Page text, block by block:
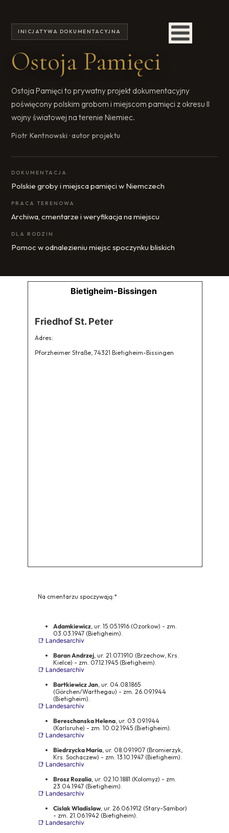
INICJATYWA DOKUMENTACYJNA
Ostoja Pamięci
Ostoja Pamięci to prywatny projekt dokumentacyjny
poświęcony polskim grobom i miejscom pamięci z okresu II
wojny światowej na terenie Niemiec.
Piotr Kentnowski · autor projektu
DOKUMENTACJA
Polskie groby i miejsca pamięci w Niemczech
PRACA TERENOWA
Archiwa, cmentarze i weryfikacja na miejscu
DLA RODZIN
Pomoc w odnalezieniu miejsc spoczynku bliskich
Adres:
Pforzheimer Straße, 74321 Bietigheim-Bissingen
Friedhof St. Peter
Bietigheim-Bissingen
Na cmentarzu spoczywają:*
Adamkiewicz, ur. 15.05.1916 (Ozorkow) - zm.
03.03.1947 (Bietigheim).
📑 Landesarchiv
Baran Andrzej, ur. 21.07.1910 (Brzechow, Krs.
Kielce) - zm. 07.12.1945 (Bietigheim).
📑 Landesarchiv
Bartkiewicz Jan, ur. 04.08.1865
(Görchen/Warthegau) - zm. 26.09.1944
(Bietigheim).
📑 Landesarchiv
Bereschanska Helena, ur. 03.09.1944
(Karlsruhe) - zm. 10.02.1945 (Bietigheim).
📑 Landesarchiv
Biedrzycka Maria, ur. 08.09.1907 (Bromierzyk,
Krs. Sochaczew) - zm. 13.10.1947 (Bietigheim).
📑 Landesarchiv
Brosz Rozalia, ur. 02.10.1881 (Kolomyz) - zm.
23.04.1947 (Bietigheim).
📑 Landesarchiv
Cislak Wladislaw, ur. 26.06.1912 (Stary-Sambor)
- zm. 21.06.1942 (Bietigheim).
📑 Landesarchiv